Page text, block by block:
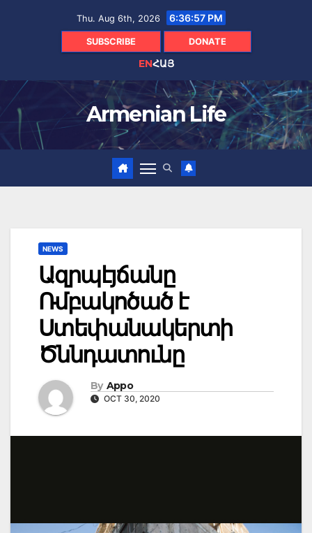
Thu. Aug 6th, 2026 6:36:58 PM
SUBSCRIBE DONATE
ENՀԱՅ
Armenian Life
NEWS
Ազրպէյճանը
Ռմբակոծած է
Ստեփանակերտի
Ծննդատունը
By Appo
OCT 30, 2020